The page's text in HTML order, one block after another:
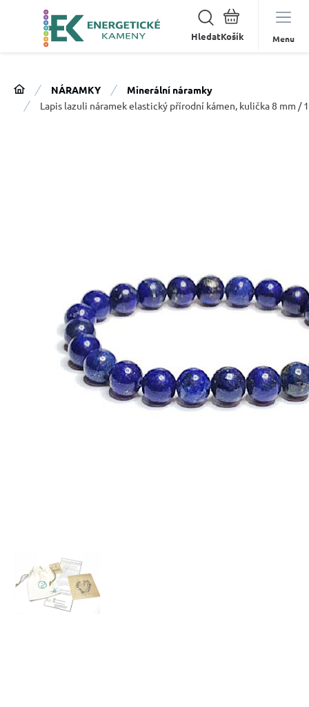
Hledat Menu
NÁRAMKY
Minerální náramky
Lapis lazuli náramek elastický přírodní kámen, kulička 8 mm /